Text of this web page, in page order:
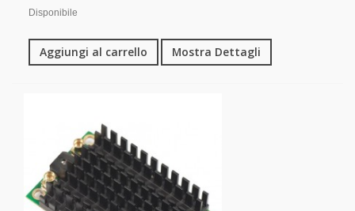
Disponibile
Aggiungi al carrello Mostra Dettagli